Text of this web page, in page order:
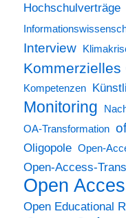
Hochschulverträge
Interview
Kommerzielles
Kompetenzen
Monitoring
OA-Transformation
Oligopole Open-
Open-Access-
Open
Open Educational